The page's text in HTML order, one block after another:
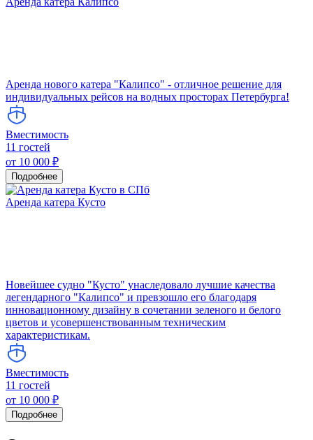
Аренда нового катера "Калипсо" - отличное решение для
индивидуальных рейсов на водных просторах Петербурга!
Вместимость
11 гостей
от 10 000 ₽
Подробнее
Аренда катера Кусто
Новейшее судно "Кусто" унаследовало лучшие качества
легендарного "Калипсо" и превзошло его благодаря
инновационному дизайну в сочетании зеленого и белого
цветов и усовершенствованным техническим
характеристикам.
Вместимость
11 гостей
от 10 000 ₽
Подробнее